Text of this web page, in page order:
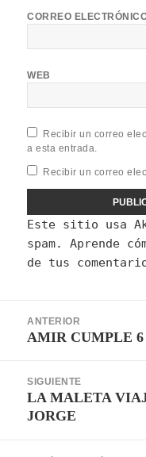
CORREO
WEB
Recibir un correo
a esta entrada.
Recibir un correo
Este sitio usa
spam.Aprende
de tus
ANTERIOR
Entrada
AMIR CUMPLE 6
SIGUIENTE
Entrada
siguiente:
LA MALETA
JORGE